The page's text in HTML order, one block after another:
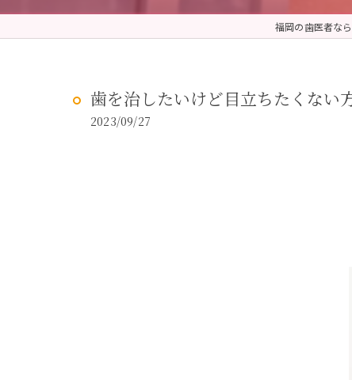
予防歯
福岡の歯医者な
歯を治したいけど目立ちたくない
2023/09/27